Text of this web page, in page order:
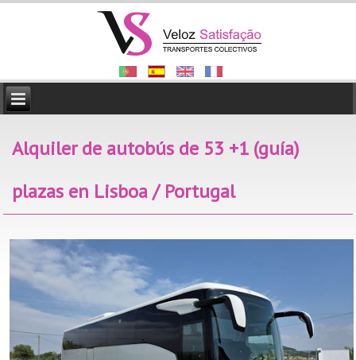
Alquiler de autobús de 53 +1 (guía)
plazas en Lisboa / Portugal